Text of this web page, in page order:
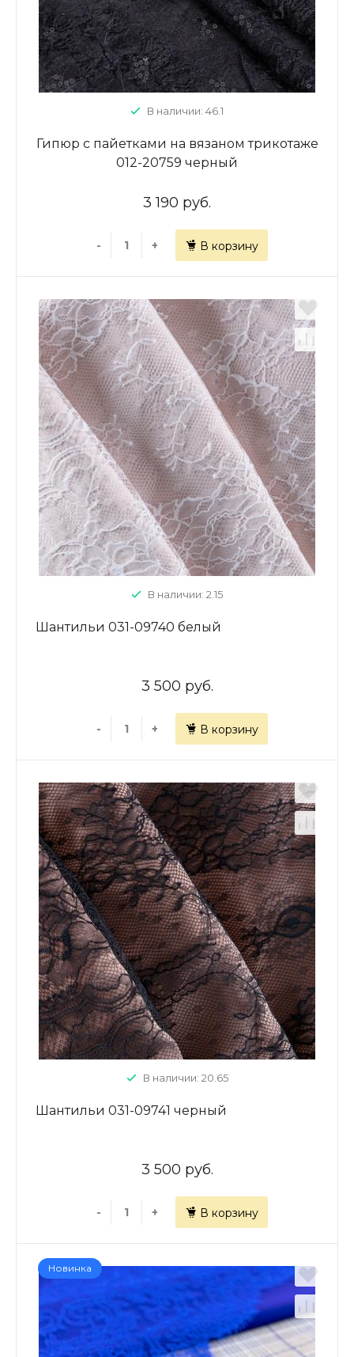
В наличии: 46.1
Гипюр с пайетками на вязаном трикотаже
012-20759 черный
3 190 руб.
- + В корзину
В наличии: 2.15
Шантильи 031-09740 белый
3 500 руб.
- + В корзину
В наличии: 20.65
Шантильи 031-09741 черный
3 500 руб.
- + В корзину
Новинка